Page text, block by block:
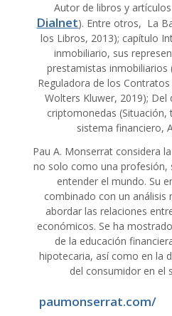
Autor de libros y
Dialnet). Entre otros, La
los Libros, 2013); capítulo
inmobiliario, sus
prestamistas inmobiliarios
Reguladora de los
Wolters Kluwer, 2019); Del
criptomonedas (Situación,
sistema financiero,
Pau A. Monserrat considera
no solo como una
entender el mundo. Su
combinado con un
abordar las relaciones
económicos. Se ha
de la educación
hipotecaria, así como en la
del consumidor en el
paumonserrat.com/